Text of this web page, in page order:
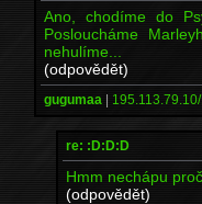
Ano, chodíme do
Posloucháme
nehulíme...
(odpovědět)
gugumaa |
re: :D:D:D
Hmm nechápu
(odpovědět)